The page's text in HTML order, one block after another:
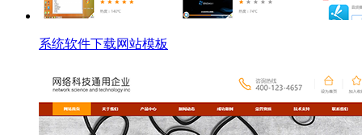
系统软件下载网站模板